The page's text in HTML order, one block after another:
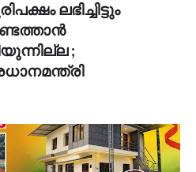
ലഭിച്ചിട്ടും
;